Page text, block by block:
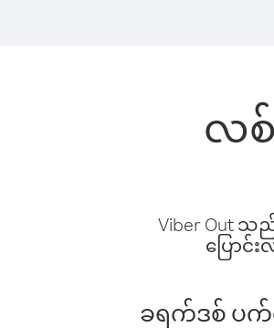
လ
Viber Out
ပြောင်
ခရက်ဒစ် ပက်က